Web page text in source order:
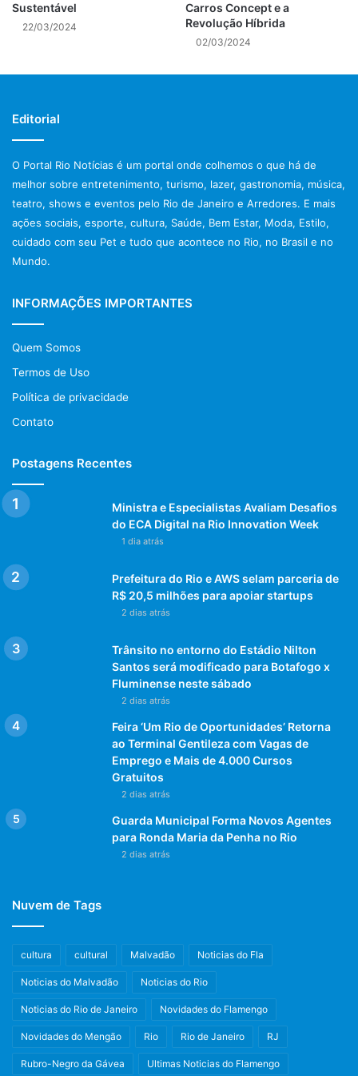
tendo uma autonomia semelhante a um carro
convencional, com a potência comparável a um motor 3.0.
A porcentagem de carga da bateria de um veículo elétrico
vai determinar a autonomia que você pode alcançar, mas
essa autonomia pode variar. Por exemplo, ao chegar a um
posto de recarga após subir uma serra, com 45% de
autonomia, em 30 minutos de recarga, sua bateria pode
alcançar 65%. Isso se deve ao gerenciamento de bateria,
que limita a capacidade de carga dependendo do estresse
ao qual a bateria foi submetida. Por isso, a promessa de
viável.
Um veículo com 69 amperes pode receber até 45 watts de
um Wallbox, mas o gerenciamento de bateria pode limitar
realizado. Embora o carregador suporte 100 watts,
recarregar completamente a bateria em 30 minutos pode
tempo de espera no posto de recarga será maior,
reforçando a necessidade de planejar cuidadosamente sua
viagem.
Fatores que Influenciam na
Autonomia
A autonomia dos veículos elétricos não depende apenas
como a eficiência do motor, hábitos de direção, como
aceleração e velocidade, uso do ar-condicionado, peso do
veículo, aerodinâmica, e o sistema de recuperação de
energia. Assim como nos veículos a combustão, a maneira
como você dirige e cuida do carro influencia diretamente
na autonomia que ele pode oferecer.
Essa realidade pode parecer intimidante para novos
proprietários de veículos elétricos, mas, na verdade, esses
carros são extremamente eficientes, especialmente
quando o motorista planeja bem sua viagem e utiliza a
Considerações Finais
A autonomia dos veículos elétricos está no centro da
revolução da mobilidade elétrica. Com novos estudos e
avanços tecnológicos, espera-se que a infraestrutura de
recarga e a eficiência das baterias continuem a evoluir,
oferecendo aos motoristas uma experiência cada vez mais
prática e confiável.
Sustentável
22/03/2024
Carros Concept e a
Revolução Híbrida
02/03/2024
Editorial
O Portal Rio Notícias é um portal onde colhemos o que há de
melhor sobre entretenimento, turismo, lazer, gastronomia, música,
teatro, shows e eventos pelo Rio de Janeiro e Arredores. E mais
ações sociais, esporte, cultura, Saúde, Bem Estar, Moda, Estilo,
cuidado com seu Pet e tudo que acontece no Rio, no Brasil e no
Mundo.
INFORMAÇÕES IMPORTANTES
Quem Somos
Termos de Uso
Política de privacidade
Contato
Postagens Recentes
Ministra e Especialistas Avaliam Desafios
do ECA Digital na Rio Innovation Week
1 dia atrás
Prefeitura do Rio e AWS selam parceria de
R$ 20,5 milhões para apoiar startups
2 dias atrás
Trânsito no entorno do Estádio Nilton
Santos será modificado para Botafogo x
Fluminense neste sábado
2 dias atrás
Feira ‘Um Rio de Oportunidades’ Retorna
ao Terminal Gentileza com Vagas de
Emprego e Mais de 4.000 Cursos
Gratuitos
2 dias atrás
Guarda Municipal Forma Novos Agentes
para Ronda Maria da Penha no Rio
2 dias atrás
Nuvem de Tags
cultura cultural Malvadão Noticias do Fla
Noticias do Malvadão Noticias do Rio
Noticias do Rio de Janeiro Novidades do Flamengo
Novidades do Mengão Rio Rio de Janeiro RJ
Rubro-Negro da Gávea Ultimas Noticias do Flamengo